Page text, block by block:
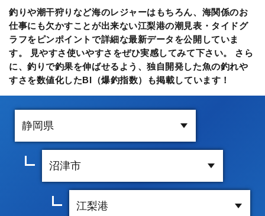
釣りや潮干狩りなど海のレジャーはもちろん、海関係のお
仕事にも欠かすことが出来ない江梨港の潮見表・タイドグ
ラフをピンポイントで詳細な最新データを公開していま
す。 見やすさ使いやすさをぜひ実感してみて下さい。 さら
に、釣りで釣果を伸ばせるよう、独自開発した魚の釣れや
すさを数値化したBI（爆釣指数）も掲載しています！